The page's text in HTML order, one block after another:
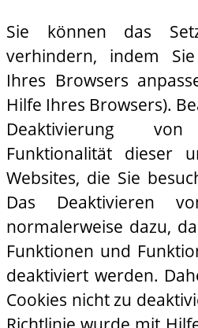
Sie können das
verhindern, indem
Ihres Browsers
Hilfe Ihres Browsers).
Deaktivierung
Funktionalität dieser
Websites, die Sie
Das Deaktivieren
normalerweise dazu,
Funktionen und
deaktiviert werden.
Cookies nicht zu